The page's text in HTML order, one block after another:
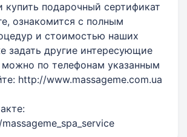
купить подарочный сертификат
ознакомится с полным
и стоимостью наших
задать другие интересующие
по телефонам указанным
http://www.massageme.com.ua